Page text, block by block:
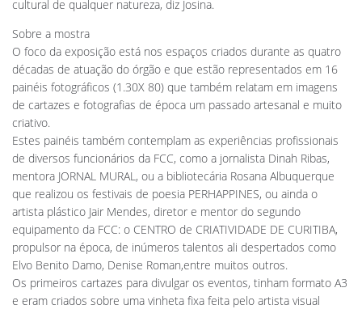
cultural de qualquer natureza, diz Josina.
Sobre a mostra
O foco da exposição está nos espaços criados durante as quatro
décadas de atuação do órgão e que estão representados em 16
painéis fotográficos (1.30X 80) que também relatam em imagens
de cartazes e fotografias de época um passado artesanal e muito
criativo.
Estes painéis também contemplam as experiências profissionais
de diversos funcionários da FCC, como a jornalista Dinah Ribas,
mentora JORNAL MURAL, ou a bibliotecária Rosana Albuquerque
que realizou os festivais de poesia PERHAPPINES, ou ainda o
artista plástico Jair Mendes, diretor e mentor do segundo
equipamento da FCC: o CENTRO de CRIATIVIDADE DE CURITIBA,
propulsor na época, de inúmeros talentos ali despertados como
Elvo Benito Damo, Denise Roman,entre muitos outros.
Os primeiros cartazes para divulgar os eventos, tinham formato A3
e eram criados sobre uma vinheta fixa feita pelo artista visual